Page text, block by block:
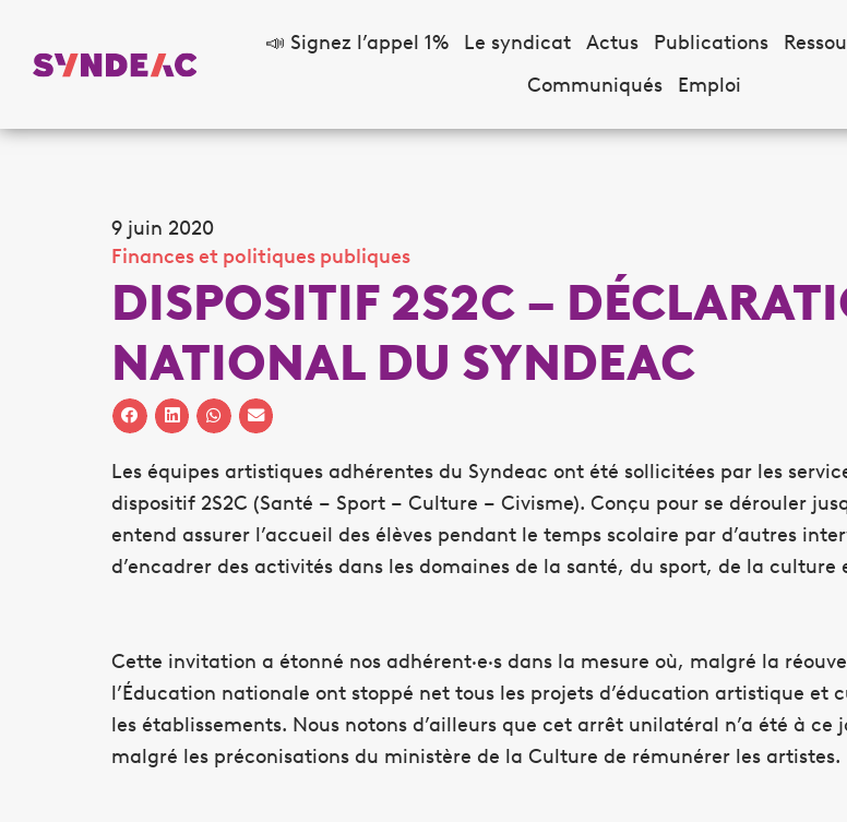
📣 Signez l’appel 1% Le syndicat Actus Publications
Communiqués
Emploi
9 juin 2020
Finances et politiques publiques
DISPOSITIF 2S2C –
NATIONAL DU SYNDEAC
Les équipes artistiques adhérentes du Syndeac ont été sollicitées par les
dispositif 2S2C (Santé – Sport – Culture – Civisme). Conçu pour se dérouler
entend assurer l’accueil des élèves pendant le temps scolaire par d’autres
d’encadrer des activités dans les domaines de la santé, du sport, de la culture
Cette invitation a étonné nos adhérent·e·s dans la mesure où, malgré la
l’Éducation nationale ont stoppé net tous les projets d’éducation artistique et
les établissements. Nous notons d’ailleurs que cet arrêt unilatéral n’a été à
malgré les préconisations du ministère de la Culture de rémunérer les artistes.